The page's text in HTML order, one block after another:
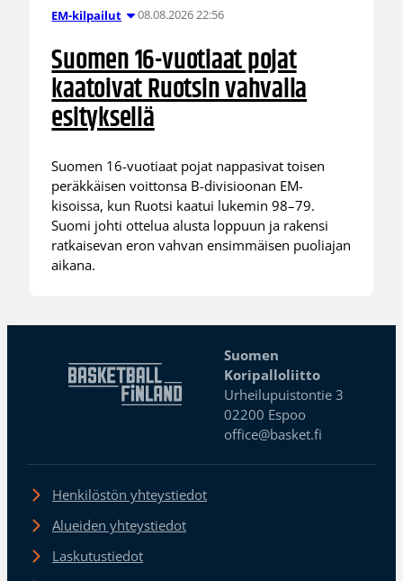
EM-kilpailut 08.08.2026 22:56
Suomen 16-vuotiaat pojat
kaatoivat Ruotsin vahvalla
esityksellä
Suomen 16-vuotiaat pojat nappasivat toisen
peräkkäisen voittonsa B-divisioonan EM-
kisoissa, kun Ruotsi kaatui lukemin 98–79.
Suomi johti ottelua alusta loppuun ja rakensi
ratkaisevan eron vahvan ensimmäisen puoliajan
aikana.
Suomen
Koripalloliitto
Urheilupuistontie 3
02200 Espoo
office@basket.fi
Henkilöstön yhteystiedot
Alueiden yhteystiedot
Laskutustiedot